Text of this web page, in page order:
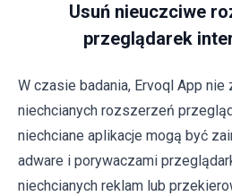
Usuń nieuczciwe
przeglądarek
W czasie badania, Ervoql App nie
niechcianych rozszerzeń
niechciane aplikacje mogą być
adware i porywaczami
niechcianych reklam lub